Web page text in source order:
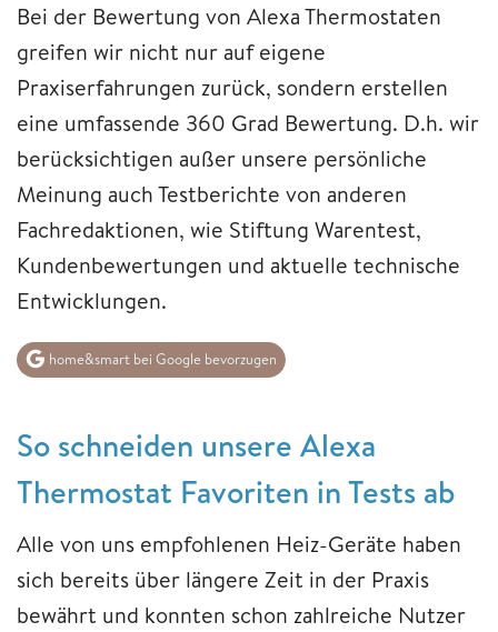
Bei der Bewertung von Alexa Thermostaten
greifen wir nicht nur auf eigene
Praxiserfahrungen zurück, sondern erstellen
eine umfassende 360 Grad Bewertung. D.h. wir
berücksichtigen außer unsere persönliche
Meinung auch Testberichte von anderen
Fachredaktionen, wie Stiftung Warentest,
Kundenbewertungen und aktuelle technische
Entwicklungen.
home&smart bei Google bevorzugen
So schneiden unsere Alexa
Thermostat Favoriten in Tests ab
Alle von uns empfohlenen Heiz-Geräte haben
sich bereits über längere Zeit in der Praxis
bewährt und konnten schon zahlreiche Nutzer